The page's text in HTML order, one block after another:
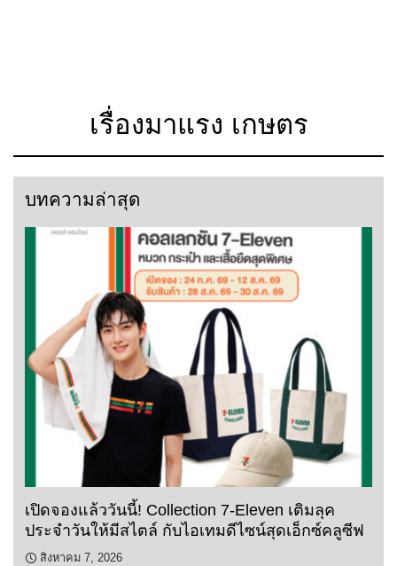
เรื่องมาแรง เกษตร
บทความล่าสุด
เปิดจองแล้ววันนี้! Collection 7-Eleven เติมลุค
ประจำวันให้มีสไตล์ กับไอเทมดีไซน์สุดเอ็กซ์คลูซีฟ
สิงหาคม 7, 2026